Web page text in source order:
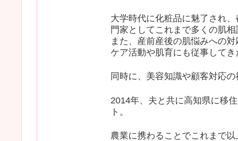
大学時代に化粧品に魅了され
門家としてこれまで多くの肌相
また、産前産後の肌悩みへの
ケア活動や肌育にも従事してき
同時に、美容知識や顧客対応の
2014年、夫と共に高知県に移
ト。
農業に携わることでこれまで